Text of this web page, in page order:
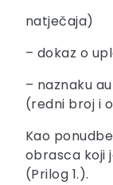
natječaja)
– dokaz o
– naznaku
(redni broj i
Kao
obrasca koji
(Prilog 1.).